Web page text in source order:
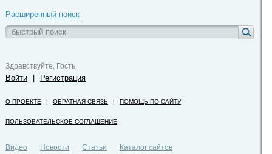
Расширенный поиск
Здравствуйте, Гость
Войти Регистрация
О ПРОЕКТЕ | ОБРАТНАЯ СВЯЗЬ | ПОМОЩЬ ПО САЙТУ
ПОЛЬЗОВАТЕЛЬСКОЕ СОГЛАШЕНИЕ
Видео Новости Статьи
Каталог сайтов